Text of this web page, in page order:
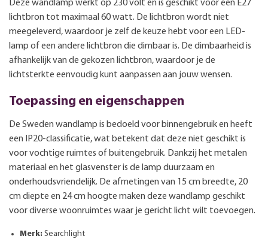
Deze wandlamp werkt op 230 volt en is geschikt voor een E27
lichtbron tot maximaal 60 watt. De lichtbron wordt niet
meegeleverd, waardoor je zelf de keuze hebt voor een LED-
lamp of een andere lichtbron die dimbaar is. De dimbaarheid is
afhankelijk van de gekozen lichtbron, waardoor je de
lichtsterkte eenvoudig kunt aanpassen aan jouw wensen.
Toepassing en eigenschappen
De Sweden wandlamp is bedoeld voor binnengebruik en heeft
een IP20-classificatie, wat betekent dat deze niet geschikt is
voor vochtige ruimtes of buitengebruik. Dankzij het metalen
materiaal en het glasvenster is de lamp duurzaam en
onderhoudsvriendelijk. De afmetingen van 15 cm breedte, 20
cm diepte en 24 cm hoogte maken deze wandlamp geschikt
voor diverse woonruimtes waar je gericht licht wilt toevoegen.
Merk: Searchlight